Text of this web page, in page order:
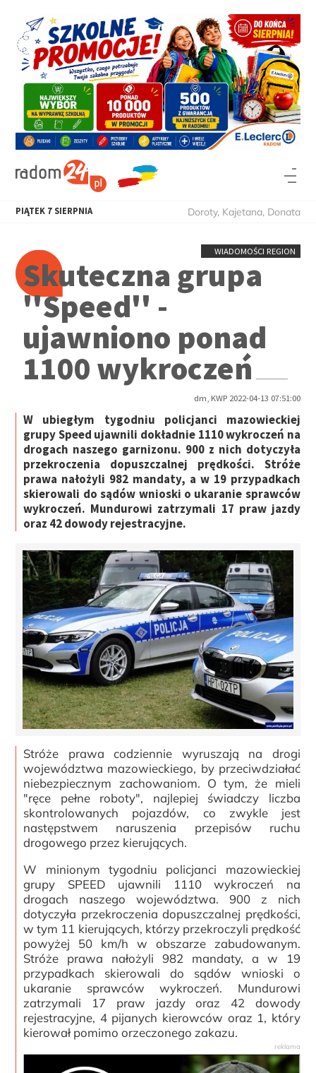
PIĄTEK 7 SIERPNIA Doroty, Kajetana, Donata
WIADOMOŚCI REGION
Skuteczna grupa
''Speed'' -
ujawniono ponad
1100 wykroczeń
dm, KWP 2022-04-13 07:51:00
W ubiegłym tygodniu policjanci mazowieckiej
grupy Speed ujawnili dokładnie 1110 wykroczeń na
drogach naszego garnizonu. 900 z nich dotyczyła
przekroczenia dopuszczalnej prędkości. Stróże
prawa nałożyli 982 mandaty, a w 19 przypadkach
skierowali do sądów wnioski o ukaranie sprawców
wykroczeń. Mundurowi zatrzymali 17 praw jazdy
oraz 42 dowody rejestracyjne.
Stróże prawa codziennie wyruszają na drogi
województwa mazowieckiego, by przeciwdziałać
niebezpiecznym zachowaniom. O tym, że mieli
"ręce pełne roboty", najlepiej świadczy liczba
skontrolowanych pojazdów, co zwykle jest
następstwem naruszenia przepisów ruchu
drogowego przez kierujących.
W minionym tygodniu policjanci mazowieckiej
grupy SPEED ujawnili 1110 wykroczeń na
drogach naszego województwa. 900 z nich
dotyczyła przekroczenia dopuszczalnej prędkości,
w tym 11 kierujących, którzy przekroczyli prędkość
powyżej 50 km/h w obszarze zabudowanym.
Stróże prawa nałożyli 982 mandaty, a w 19
przypadkach skierowali do sądów wnioski o
ukaranie sprawców wykroczeń. Mundurowi
zatrzymali 17 praw jazdy oraz 42 dowody
rejestracyjne, 4 pijanych kierowców oraz 1, który
kierował pomimo orzeczonego zakazu.